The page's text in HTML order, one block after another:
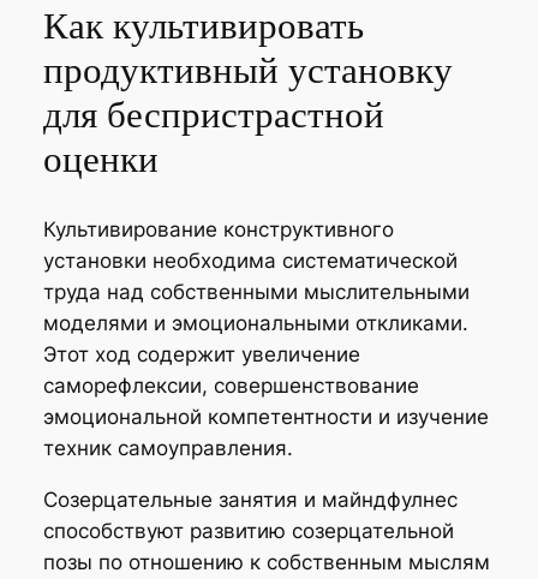
Как культивировать
продуктивный установку
для беспристрастной
оценки
Культивирование конструктивного
установки необходима систематической
труда над собственными мыслительными
моделями и эмоциональными откликами.
Этот ход содержит увеличение
саморефлексии, совершенствование
эмоциональной компетентности и изучение
техник самоуправления.
Созерцательные занятия и майндфулнес
способствуют развитию созерцательной
позы по отношению к собственным мыслям